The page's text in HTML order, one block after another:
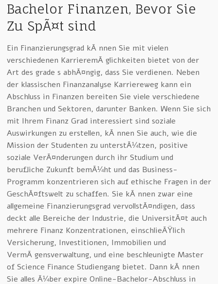
Bachelor Finanzen, Bevor Sie
Zu SpÃ¤t sind
Ein Finanzierungsgrad kÃ¶nnen Sie mit vielen
verschiedenen KarrieremÃ¶glichkeiten bietet von der
Art des grade s abhÃ¤ngig, dass Sie verdienen. Neben
der klassischen Finanzanalyse Karriereweg kann ein
Abschluss in Finanzen bereiten Sie viele verschiedene
Branchen und Sektoren, darunter Banken. Wenn Sie sich
mit Ihrem Finanz Grad interessiert sind soziale
Auswirkungen zu erstellen, kÃ¶nnen Sie auch, wie die
Mission der Studenten zu unterstÃ¼tzen, positive
soziale VerÃ¤nderungen durch ihr Studium und
berufliche Zukunft bemÃ¼ht und das Business-
Programm konzentrieren sich auf ethische Fragen in der
GeschÃ¤ftswelt zu schaffen. Sie kÃ¶nnen zwar eine
allgemeine Finanzierungsgrad vervollstÃ¤ndigen, dass
deckt alle Bereiche der Industrie, die UniversitÃ¤t auch
mehrere Finanz Konzentrationen, einschlieÃŸlich
Versicherung, Investitionen, Immobilien und
VermÃ¶gensverwaltung, und eine beschleunigte Master
of Science Finance Studiengang bietet. Dann kÃ¶nnen
Sie alles Ã¼ber expire Online-Bachelor-Abschluss in